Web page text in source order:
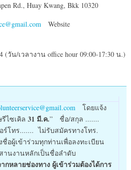
Rd., Huay Kwang, Bkk 10320
Website
น/เวลางาน office hour 09:00-17:30 น.)
โดยแจ้ง
ไซเคิล 31 มี.ค.” ชื่อ/สกุล .......
ร์โทร....... ไม่รับสมัครทางโทร.
อผู้เข้าร่วมทุกท่านเพื่อลงทะเบียน
านงานหลักเป็นชื่อลำดับ
กหลายช่องทาง ผู้เข้าร่วมต้องได้การ